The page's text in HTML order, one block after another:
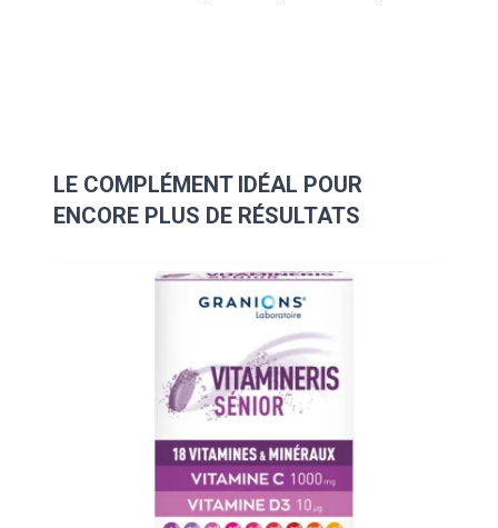
LE COMPLÉMENT IDÉAL POUR
ENCORE PLUS DE RÉSULTATS
Navigating through the elements of the carousel is
Press to skip carousel
Press to go to carousel navigation